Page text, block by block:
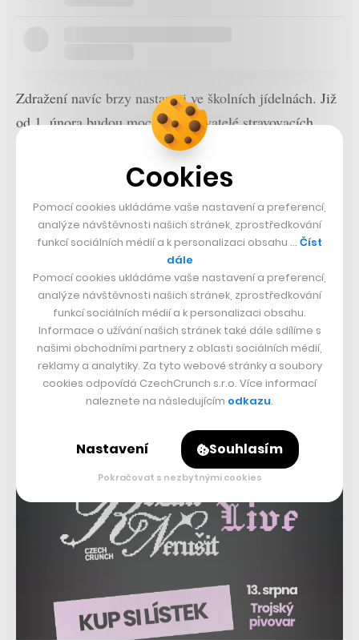
Zdražení navíc brzy nastane i ve školních jídelnách. Již
od 1. února budou moci provozovatelé stravovacích
zařízeních ve školách zdražit obědy o 20 procent oproti
současným cenám. Dovoluje to novelizovaná vyhláška,
reagovat na růst cen potravin a chce, aby měly
vzdělávací instituce možnost nakupovat stále kvalitní
suroviny. Průměrná cena školního oběda je nyní podle
ministerstva 34 korun.
Cookies
Pomocí cookies ukládáme vaše nastavení a preferencí,
analýze návštěvnosti našich stránek, zprostředkování
funkcí sociálních médií a k personalizaci obsahu … Číst
dále
Pomocí cookies ukládáme vaše nastavení a preferencí,
analýze návštěvnosti našich stránek, zprostředkování
funkcí sociálních médií a k personalizaci obsahu.
Informace o užívání našich stránek také dále sdílíme s
našimi obchodními partnery z oblasti sociálních médií,
reklamy a analytiky. Za tyto webové stránky a soubory
cookies odpovídá CzechCrunch s.r.o. Více informací
naleznete na následujícím odkazu.
Nastavení Souhlasím
Pokračovat s nezbytnými cookies